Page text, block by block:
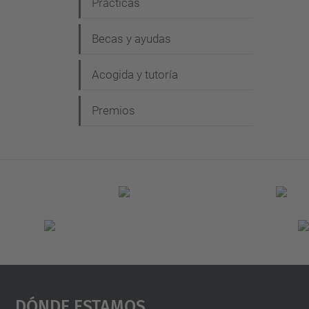
Prácticas
Becas y ayudas
Acogida y tutoría
Premios